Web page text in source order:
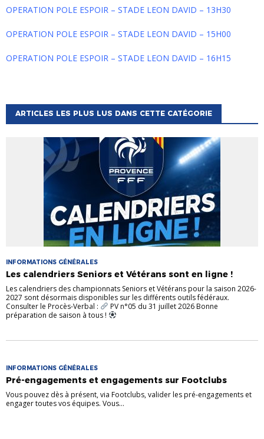
OPERATION POLE ESPOIR – STADE LEON DAVID – 13H30
OPERATION POLE ESPOIR – STADE LEON DAVID – 15H00
OPERATION POLE ESPOIR – STADE LEON DAVID – 16H15
ARTICLES LES PLUS LUS DANS CETTE CATÉGORIE
INFORMATIONS GÉNÉRALES
Les calendriers Seniors et Vétérans sont en ligne !
Les calendriers des championnats Seniors et Vétérans pour la saison 2026-
2027 sont désormais disponibles sur les différents outils fédéraux.
Consulter le Procès-Verbal :
PV n°05 du 31 juillet 2026 Bonne
préparation de saison à tous !
INFORMATIONS GÉNÉRALES
Pré-engagements et engagements sur Footclubs
Vous pouvez dès à présent, via Footclubs, valider les pré-engagements et
engager toutes vos équipes. Vous...